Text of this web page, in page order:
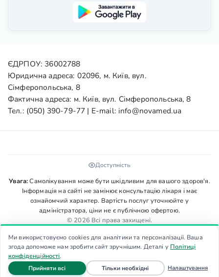
Головна Запис Дзвінок
ЄДРПОУ: 36002788
Юридична адреса: 02096, м. Київ, вул.
Сімферопольська, 8
Фактична адреса: м. Київ, вул. Сімферопольська, 8
Тел.: (050) 390-79-77 | E-mail: info@novamed.ua
Доступність
Увага:Самолікування може бути шкідливим для вашого здоров'я.
Інформація на сайті не замінює консультацію лікаря і має
ознайомчий характер. Вартість послуг уточнюйте у
адміністратора, ціни не є публічною офертою.
© 2026 Всі права захищені.
Ми використовуємо cookies для аналітики та персоналізації. Ваша
згода допоможе нам зробити сайт зручнішим. Деталі у Політиці
конфіденційності.
Прийняти всіфайли cookieТільки необхідніфайли cookieНалаштування